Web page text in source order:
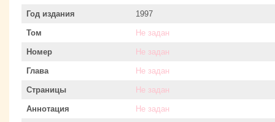
Год издания 1997
Том Не задан
Номер Не задан
Глава Не задан
Страницы Не задан
Аннотация Не задан